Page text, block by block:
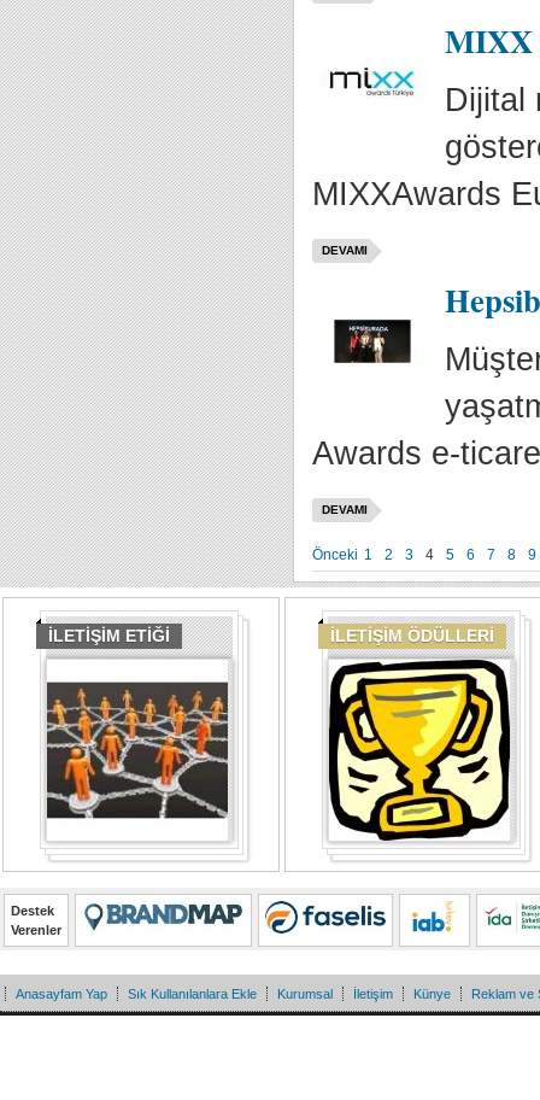
MIXX
Dijital
MIXXAwards
DEVAMI
Awards e-
DEVAMI
Önceki 1 2 3 4 5 6 7 8 9
İLETİŞİM ETİĞİ İLETİŞİM ÖDÜLLERİ
Destek
Verenler
Anasayfam Yap Sık Kullanılanlara Ekle Kurumsal İletişim Künye Reklam ve